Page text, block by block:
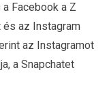
Facebook a Z
és az Instagram
az Instagramot
a Snapchatet